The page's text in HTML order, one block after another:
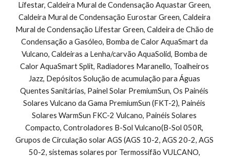
Lifestar, Caldeira Mural de Condensação Aquastar Green,
Caldeira Mural de Condensação Eurostar Green, Caldeira
Mural de Condensação Lifestar Green, Caldeira de Chão de
Condensação a Gasóleo, Bomba de Calor AquaSmart da
Vulcano, Caldeiras a Lenha/carvão AquaSolid, Bomba de
Calor AquaSmart Split, Radiadores Maranello, Toalheiros
Jazz, Depósitos Solução de acumulação para Águas
Quentes Sanitárias, Painel Solar PremiumSun, Os Painéis
Solares Vulcano da Gama PremiumSun (FKT-2), Painéis
Solares WarmSun FKC-2 Vulcano, Painéis Solares
Compacto, Controladores B-Sol Vulcano(B-Sol 050R,
Grupos de Circulação solar AGS (AGS 10-2, AGS 20-2, AGS
50-2, sistemas solares por Termossifão VULCANO,